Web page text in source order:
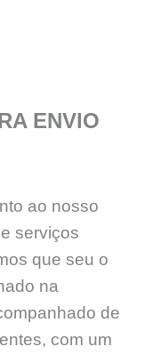
ENVIO
ao nosso
serviços
que seu o
na
de
com um